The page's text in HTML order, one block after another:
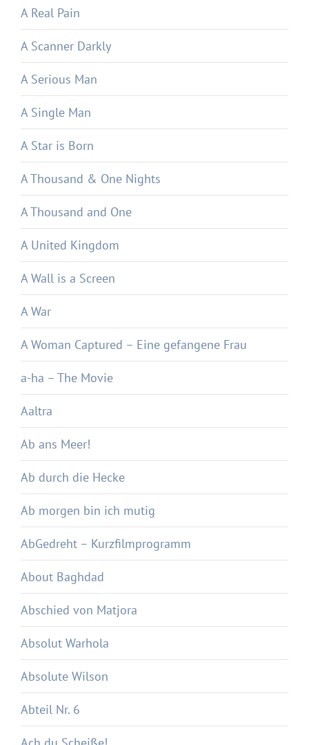
A Real Pain
A Scanner Darkly
A Serious Man
A Single Man
A Star is Born
A Thousand & One Nights
A Thousand and One
A United Kingdom
A Wall is a Screen
A War
A Woman Captured – Eine gefangene Frau
a-ha – The Movie
Aaltra
Ab ans Meer!
Ab durch die Hecke
Ab morgen bin ich mutig
AbGedreht – Kurzfilmprogramm
About Baghdad
Abschied von Matjora
Absolut Warhola
Absolute Wilson
Abteil Nr. 6